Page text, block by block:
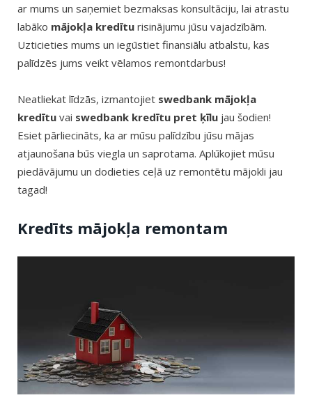
ar mums un saņemiet bezmaksas konsultāciju, lai atrastu
labāko mājokļa kredītu risinājumu jūsu vajadzībām.
Uzticieties mums un iegūstiet finansiālu atbalstu, kas
palīdzēs jums veikt vēlamos remontdarbus!
Neatliekat līdzās, izmantojiet swedbank mājokļa
kredītu vai swedbank kredītu pret ķīlu jau šodien!
Esiet pārliecināts, ka ar mūsu palīdzību jūsu mājas
atjaunošana būs viegla un saprotama. Aplūkojiet mūsu
piedāvājumu un dodieties ceļā uz remontētu mājokli jau
tagad!
Kredīts mājokļa remontam